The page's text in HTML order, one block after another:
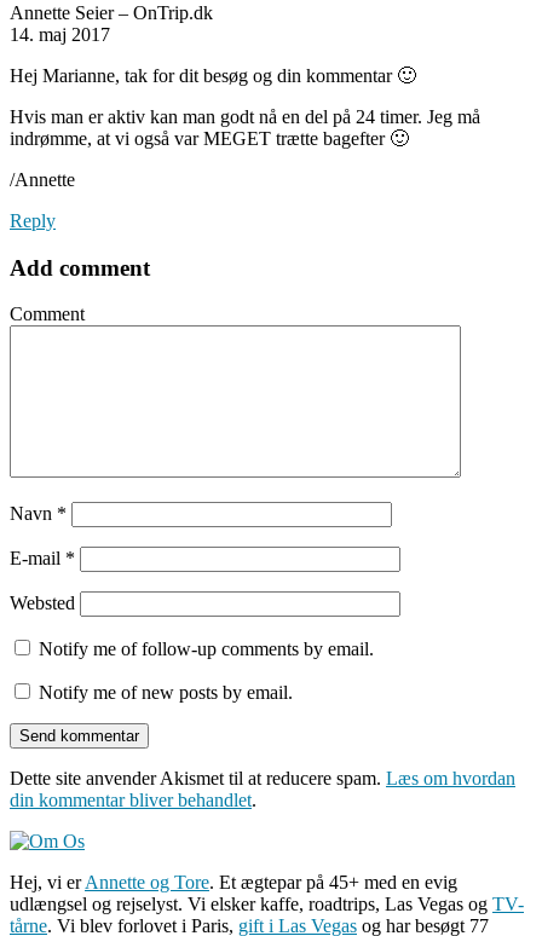
Annette Seier – OnTrip.dk
14. maj 2017
Hej Marianne, tak for dit besøg og din kommentar 🙂
Hvis man er aktiv kan man godt nå en del på 24 timer. Jeg må
indrømme, at vi også var MEGET trætte bagefter 🙂
/Annette
Reply
Add comment
Comment
Navn *
E-mail *
Websted
Notify me of follow-up comments by email.
Notify me of new posts by email.
Dette site anvender Akismet til at reducere spam. Læs om hvordan
din kommentar bliver behandlet.
Hej, vi erAnnette og Tore. Et ægtepar på 45+ med en evig
udlængsel og rejselyst. Vi elsker kaffe, roadtrips, Las Vegas og TV-
tårne. Vi blev forlovet i Paris, gift i Las Vegas og har besøgt 77